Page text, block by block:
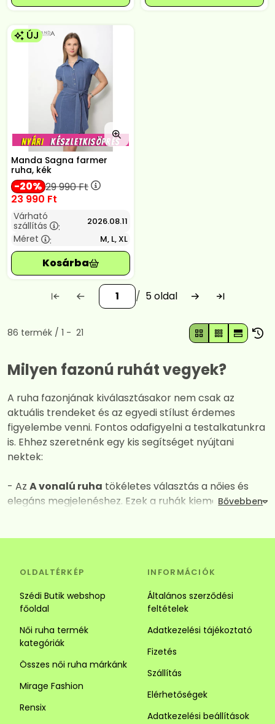
ÚJ
Manda Sagna farmer
ruha, kék
20 29 990Ft
23 990 Ft
Várható
szállítás
: 2026.08.11
Méret : M, L, XL
5
Összes termék a kategóriában
86 termék 1 21
Milyen fazonú ruhát vegyek?
A ruha fazonjának kiválasztásakor nem csak az
aktuális trendeket és az egyedi stílust érdemes
figyelembe venni. Fontos odafigyelni a testalkatunkra
is. Ehhez szeretnénk egy kis segítséget nyújtani
nektek:
- Az A vonalú ruha tökéletes választás a nőies és
elegáns megjelenéshez. Ezek a ruhák kiemelik a
kombinációja garantálja a maximális kényelmet és a
vonzó megjelenést. Tökéletes választás alkalomra és
hétköznapra is.
- AzIngruhaegy igazi jolly joker darab. Számos stílus
közül választhatsz. Az ingruhák ideálisak a laza és
sikkes megjelenéhez. Az ingruhák sokoldalúságuk
révén tökéletesek lehetnek alkalmi és hétköznapi
viseletnek is, kombináld kiegészítőkkel vagy egy
szuper övvel. Alacsony hölgyeknek javasoljuk a
OLDALTÉRKÉP
Szédi Butik webshop
főoldal
Női ruha termék
kategóriák
Összes női ruha márkánk
Mirage Fashion
Rensix
INFORMÁCIÓK
Általános szerződési
feltételek
Adatkezelési tájékoztató
Fizetés
Szállítás
Elérhetőségek
Adatkezelési beállítások